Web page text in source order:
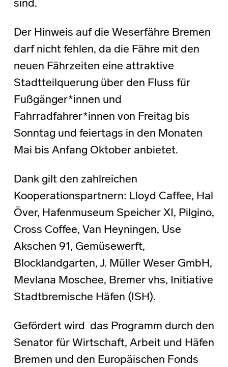
sind.
Der Hinweis auf die Weserfähre Bremen
darf nicht fehlen, da die Fähre mit den
neuen Fährzeiten eine attraktive
Stadtteilquerung über den Fluss für
Fußgänger*innen und
Fahrradfahrer*innen von Freitag bis
Sonntag und feiertags in den Monaten
Mai bis Anfang Oktober anbietet.
Dank gilt den zahlreichen
Kooperationspartnern: Lloyd Caffee, Hal
Över, Hafenmuseum Speicher XI, Pilgino,
Cross Coffee, Van Heyningen, Use
Akschen 91, Gemüsewerft,
Blocklandgarten, J. Müller Weser GmbH,
Mevlana Moschee, Bremer vhs, Initiative
Stadtbremische Häfen (ISH).
Gefördert wird das Programm durch den
Senator für Wirtschaft, Arbeit und Häfen
Bremen und den Europäischen Fonds